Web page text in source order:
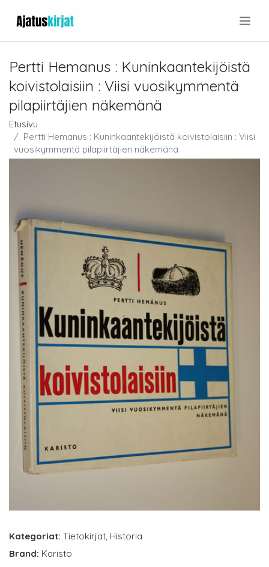
Pertti Hemanus : Kuninkaantekijöistä
koivistolaisiin : Viisi vuosikymmentä
pilapiirtäjien näkemänä
Etusivu
Pertti Hemanus : Kuninkaantekijöistä koivistolaisiin : Viisi
vuosikymmentä pilapiirtäjien näkemänä
Kategoriat: Tietokirjat, Historia
Brand: Karisto